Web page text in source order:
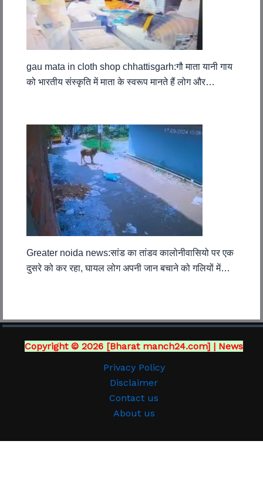
gau mata in cloth shop chhattisgarh:गौ माता यानी गाय
को भारतीय संस्कृति में माता के स्वरूप मानते हैं लोग और…
Greater noida news:सांड का तांडव कालोनीवासियो पर एक
दुसरे को कर रहा, घायल लोग अपनी जान बचाने को गलियों में…
Copyright © 2026 [Bharat manch24.com] | News
Privacy Policy
Disclaimer
Contact us
About us